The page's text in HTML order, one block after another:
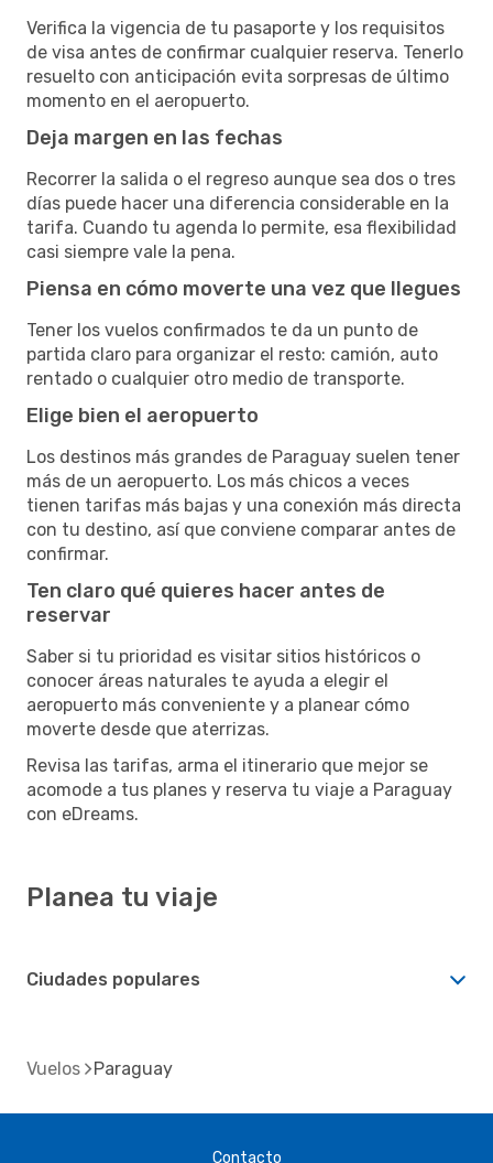
Verifica la vigencia de tu pasaporte y los requisitos
de visa antes de confirmar cualquier reserva. Tenerlo
resuelto con anticipación evita sorpresas de último
momento en el aeropuerto.
Deja margen en las fechas
Recorrer la salida o el regreso aunque sea dos o tres
días puede hacer una diferencia considerable en la
tarifa. Cuando tu agenda lo permite, esa flexibilidad
casi siempre vale la pena.
Piensa en cómo moverte una vez que llegues
Tener los vuelos confirmados te da un punto de
partida claro para organizar el resto: camión, auto
rentado o cualquier otro medio de transporte.
Elige bien el aeropuerto
Los destinos más grandes de Paraguay suelen tener
más de un aeropuerto. Los más chicos a veces
tienen tarifas más bajas y una conexión más directa
con tu destino, así que conviene comparar antes de
confirmar.
Ten claro qué quieres hacer antes de
reservar
Saber si tu prioridad es visitar sitios históricos o
conocer áreas naturales te ayuda a elegir el
aeropuerto más conveniente y a planear cómo
moverte desde que aterrizas.
Revisa las tarifas, arma el itinerario que mejor se
acomode a tus planes y reserva tu viaje a Paraguay
con eDreams.
Planea tu viaje
Ciudades populares
Vuelos Paraguay
Contacto